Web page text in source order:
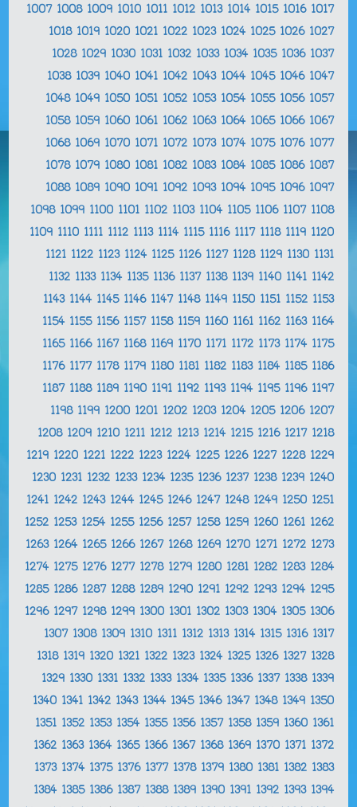
1007 1008 1009 1010 1011 1012 1013 1014 1015 1016 1017
1018 1019 1020 1021 1022 1023 1024 1025 1026 1027
1028 1029 1030 1031 1032 1033 1034 1035 1036 1037
1038 1039 1040 1041 1042 1043 1044 1045 1046 1047
1048 1049 1050 1051 1052 1053 1054 1055 1056 1057
1058 1059 1060 1061 1062 1063 1064 1065 1066 1067
1068 1069 1070 1071 1072 1073 1074 1075 1076 1077
1078 1079 1080 1081 1082 1083 1084 1085 1086 1087
1088 1089 1090 1091 1092 1093 1094 1095 1096 1097
1098 1099 1100 1101 1102 1103 1104 1105 1106 1107 1108
1109 1110 1111 1112 1113 1114 1115 1116 1117 1118 1119 1120
1121 1122 1123 1124 1125 1126 1127 1128 1129 1130 1131
1132 1133 1134 1135 1136 1137 1138 1139 1140 1141 1142
1143 1144 1145 1146 1147 1148 1149 1150 1151 1152 1153
1154 1155 1156 1157 1158 1159 1160 1161 1162 1163 1164
1165 1166 1167 1168 1169 1170 1171 1172 1173 1174 1175
1176 1177 1178 1179 1180 1181 1182 1183 1184 1185 1186
1187 1188 1189 1190 1191 1192 1193 1194 1195 1196 1197
1198 1199 1200 1201 1202 1203 1204 1205 1206 1207
1208 1209 1210 1211 1212 1213 1214 1215 1216 1217 1218
1219 1220 1221 1222 1223 1224 1225 1226 1227 1228 1229
1230 1231 1232 1233 1234 1235 1236 1237 1238 1239 1240
1241 1242 1243 1244 1245 1246 1247 1248 1249 1250 1251
1252 1253 1254 1255 1256 1257 1258 1259 1260 1261 1262
1263 1264 1265 1266 1267 1268 1269 1270 1271 1272 1273
1274 1275 1276 1277 1278 1279 1280 1281 1282 1283 1284
1285 1286 1287 1288 1289 1290 1291 1292 1293 1294 1295
1296 1297 1298 1299 1300 1301 1302 1303 1304 1305 1306
1307 1308 1309 1310 1311 1312 1313 1314 1315 1316 1317
1318 1319 1320 1321 1322 1323 1324 1325 1326 1327 1328
1329 1330 1331 1332 1333 1334 1335 1336 1337 1338 1339
1340 1341 1342 1343 1344 1345 1346 1347 1348 1349 1350
1351 1352 1353 1354 1355 1356 1357 1358 1359 1360 1361
1362 1363 1364 1365 1366 1367 1368 1369 1370 1371 1372
1373 1374 1375 1376 1377 1378 1379 1380 1381 1382 1383
1384 1385 1386 1387 1388 1389 1390 1391 1392 1393 1394